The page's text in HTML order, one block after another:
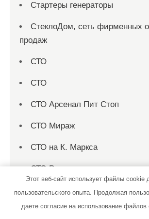
Стартеры генераторы
СтеклоДом, сеть фирменных
продаж
СТО
СТО
СТО Арсенал Пит Стоп
СТО Мираж
СТО на К. Маркса
СТО Родник
Страница 1
Страница 10
Этот веб-сайт использует файлы cookie
пользовательского опыта. Продолжая
даете согласие на использование файлов